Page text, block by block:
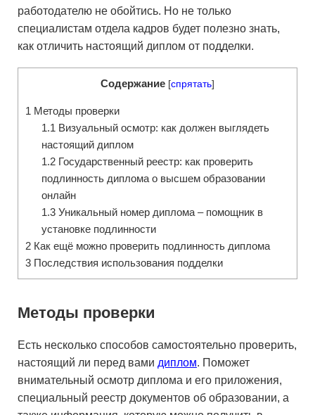
работодателю не обойтись. Но не только
специалистам отдела кадров будет полезно знать,
как отличить настоящий диплом от подделки.
Содержание [спрятать]
1 Методы проверки
1.1 Визуальный осмотр: как должен выглядеть
настоящий диплом
1.2Государственный реестр: как проверить
подлинность диплома о высшем образовании
онлайн
1.3Уникальный номер диплома – помощник в
установке подлинности
2 Как ещё можно проверить подлинность диплома
3 Последствия использования подделки
Методы проверки
Есть несколько способов самостоятельно проверить,
настоящий ли перед вами диплом. Поможет
внимательный осмотр диплома и его приложения,
специальный реестр документов об образовании, а